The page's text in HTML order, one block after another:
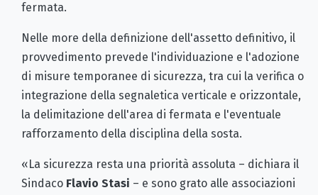
fermata.
Nelle more della definizione dell'assetto definitivo, il
provvedimento prevede l'individuazione e l'adozione
di misure temporanee di sicurezza, tra cui la verifica o
integrazione della segnaletica verticale e orizzontale,
la delimitazione dell'area di fermata e l'eventuale
rafforzamento della disciplina della sosta.
«La sicurezza resta una priorità assoluta – dichiara il
Sindaco Flavio Stasi – e sono grato alle associazioni